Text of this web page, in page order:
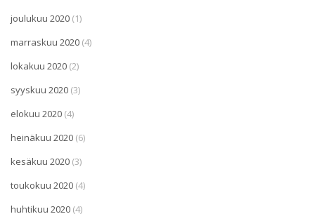
joulukuu 2020 (1)
marraskuu 2020 (4)
lokakuu 2020 (2)
syyskuu 2020 (3)
elokuu 2020 (4)
heinäkuu 2020 (6)
kesäkuu 2020 (3)
toukokuu 2020 (4)
huhtikuu 2020 (4)